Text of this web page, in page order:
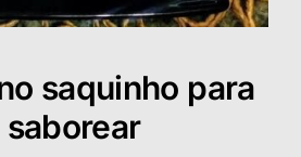
saquinho para